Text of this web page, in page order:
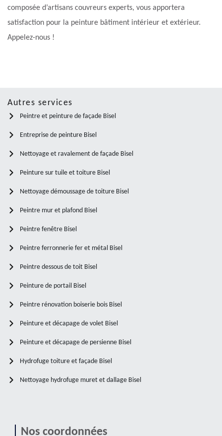
composée d’artisans couvreurs experts, vous apportera
satisfaction pour la peinture bâtiment intérieur et extérieur.
Appelez-nous !
Autres services
Peintre et peinture de façade Bisel
Entreprise de peinture Bisel
Nettoyage et ravalement de façade Bisel
Peinture sur tuile et toiture Bisel
Nettoyage démoussage de toiture Bisel
Peintre mur et plafond Bisel
Peintre fenêtre Bisel
Peintre ferronnerie fer et métal Bisel
Peintre dessous de toit Bisel
Peinture de portail Bisel
Peintre rénovation boiserie bois Bisel
Peinture et décapage de volet Bisel
Peinture et décapage de persienne Bisel
Hydrofuge toiture et façade Bisel
Nettoyage hydrofuge muret et dallage Bisel
Nos coordonnées